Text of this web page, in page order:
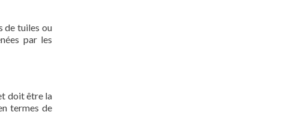
de tuiles ou
par les
doit être la
termes de